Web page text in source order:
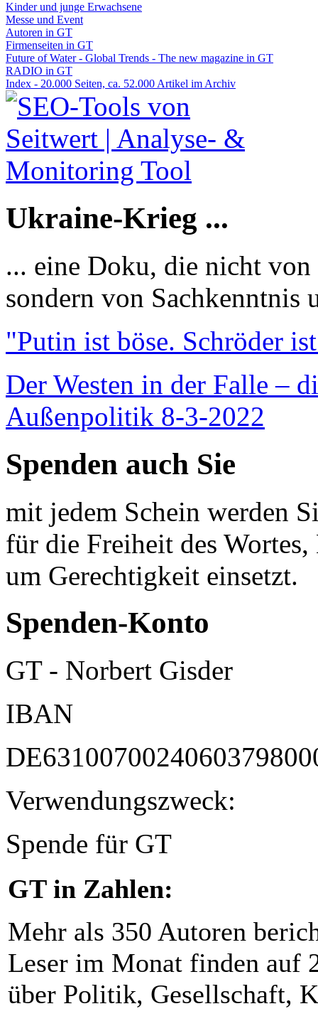
Kinder und junge Erwachsene
Messe und Event
Autoren in GT
Firmenseiten in GT
Future of Water - Global Trends - The new magazine in GT
RADIO in GT
Index - 20.000 Seiten, ca. 52.000 Artikel im Archiv
Ukraine-Krieg ...
... eine Doku, die nicht
sondern von Sachkenntnis
"Putin ist böse. Schröder
Der Westen in der Falle –
Außenpolitik 8-3-2022
Spenden auch Sie
mit jedem Schein werden
für die Freiheit des
um Gerechtigkeit einsetzt.
Spenden-Konto
GT - Norbert Gisder
IBAN
Verwendungszweck:
Spende für GT
GT in Zahlen:
Mehr als 350 Autoren
Leser im Monat finden auf
über Politik, Gesellschaft,